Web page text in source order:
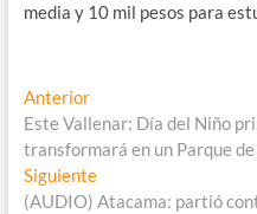
media y 10 mil pesos para
Navegación
de
entradas
AnteriorEntrada
anterior:
Este Vallenar: Día del Niño
transformará en un Parque
SiguienteEntrada
siguiente:
(AUDIO) Atacama: partió